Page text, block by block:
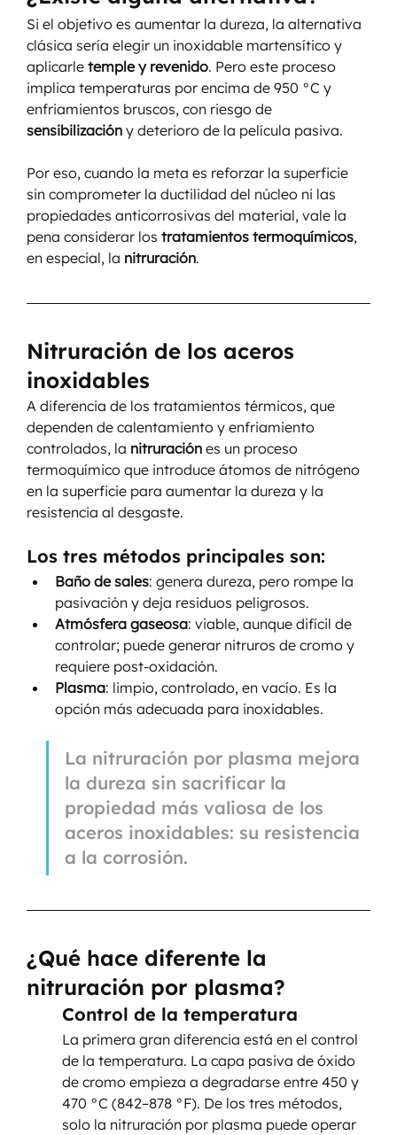
Si el objetivo es aumentar la dureza, la alternativa
clásica sería elegir un inoxidable martensítico y
aplicarle temple y revenido. Pero este proceso
implica temperaturas por encima de 950 °C y
enfriamientos bruscos, con riesgo de
sensibilización y deterioro de la película pasiva.
Por eso, cuando la meta es reforzar la superficie
sin comprometer la ductilidad del núcleo ni las
propiedades anticorrosivas del material, vale la
pena considerar los tratamientos termoquímicos,
en especial, la nitruración.
Nitruración de los aceros
inoxidables
A diferencia de los tratamientos térmicos, que
dependen de calentamiento y enfriamiento
controlados, la nitruración es un proceso
termoquímico que introduce átomos de nitrógeno
en la superficie para aumentar la dureza y la
resistencia al desgaste.
Los tres métodos principales son:
Baño de sales: genera dureza, pero rompe la
pasivación y deja residuos peligrosos.
Atmósfera gaseosa: viable, aunque difícil de
controlar; puede generar nitruros de cromo y
requiere post-oxidación.
Plasma: limpio, controlado, en vacío. Es la
opción más adecuada para inoxidables.
La nitruración por plasma mejora
la dureza sin sacrificar la
propiedad más valiosa de los
aceros inoxidables: su resistencia
a la corrosión.
¿Qué hace diferente la
nitruración por plasma?
Control de la temperatura
La primera gran diferencia está en el control
de la temperatura. La capa pasiva de óxido
de cromo empieza a degradarse entre 450 y
470 °C (842–878 °F). De los tres métodos,
solo la nitruración por plasma puede operar